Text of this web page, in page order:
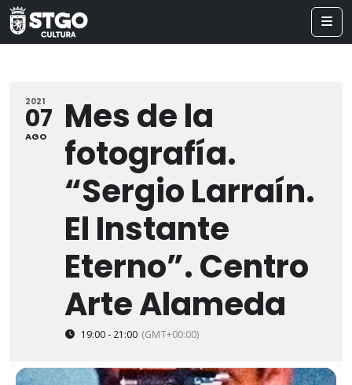
2021
07
AGO
Mes de la
fotografía.
“Sergio Larraín.
El Instante
Eterno”. Centro
Arte Alameda
19:00 - 21:00 (GMT+00:00)